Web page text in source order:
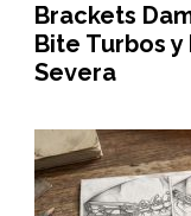
Brackets
Bite Turbos
Severa